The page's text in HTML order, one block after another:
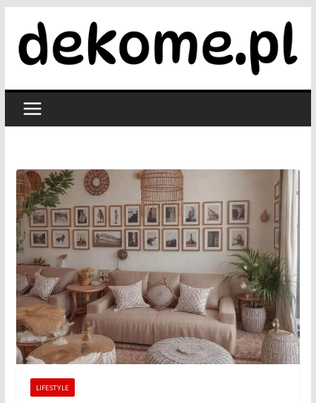
treści
LIFESTYLE